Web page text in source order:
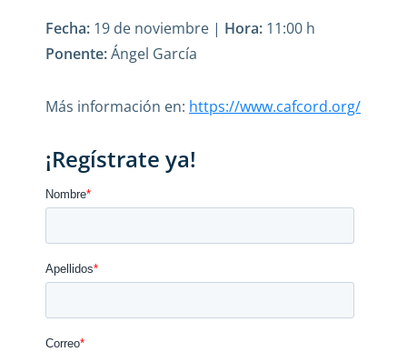
Fecha: 19 de noviembre | Hora: 11:00 h
Ponente:Ángel García
Más información en: https://www.cafcord.org/
¡Regístrate ya!